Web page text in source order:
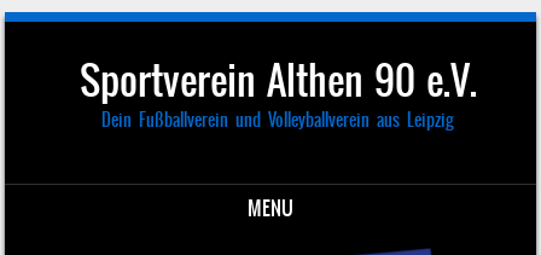
Sportverein Althen 90 e.V.
Dein Fußballverein und Volleyballverein aus Leipzig
MENU